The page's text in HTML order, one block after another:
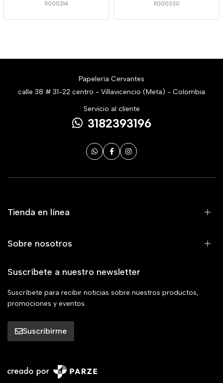
11000214 11000230
Papelería Cervantes
calle 38 # 31-22 centro - Villavicencio (Meta) - Colombia
Servicio al cliente
3182393196
Tienda en línea
Sobre nosotros
Suscríbete a nuestro newsletter
Suscríbete para recibir noticias sobre nuestros productos,
promociones y eventos.
Suscribirme